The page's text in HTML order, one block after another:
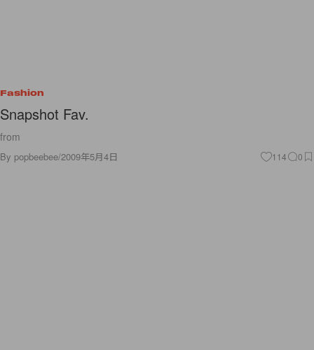
Fashion
Snapshot Fav.
from
By popbeebee/2009年5月4日 114 0